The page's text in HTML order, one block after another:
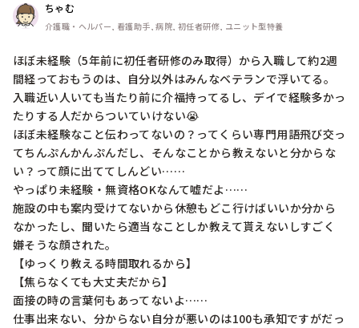
ちゃむ
介護職・ヘルパー, 看護助手, 病院, 初任者研修, ユニット型特養
ほぼ未経験（5年前に初任者研修のみ取得）から入職して約2週
間経っておもうのは、自分以外はみんなベテランで浮いてる。
入職近い人いても当たり前に介福持ってるし、デイで経験多かっ
たりする人だからついていけない😭
ほぼ未経験なこと伝わってないの？ってくらい専門用語飛び交っ
てちんぷんかんぷんだし、そんなことから教えないと分からな
い？って顔に出ててしんどい……
やっぱり未経験・無資格OKなんて嘘だよ……
施設の中も案内受けてないから休憩もどこ行けばいいか分から
なかったし、聞いたら適当なことしか教えて貰えないしすごく
嫌そうな顔された。
【ゆっくり教える時間取れるから】
【焦らなくても大丈夫だから】
面接の時の言葉何もあってないよ……
仕事出来ない、分からない自分が悪いのは100も承知ですがだっ